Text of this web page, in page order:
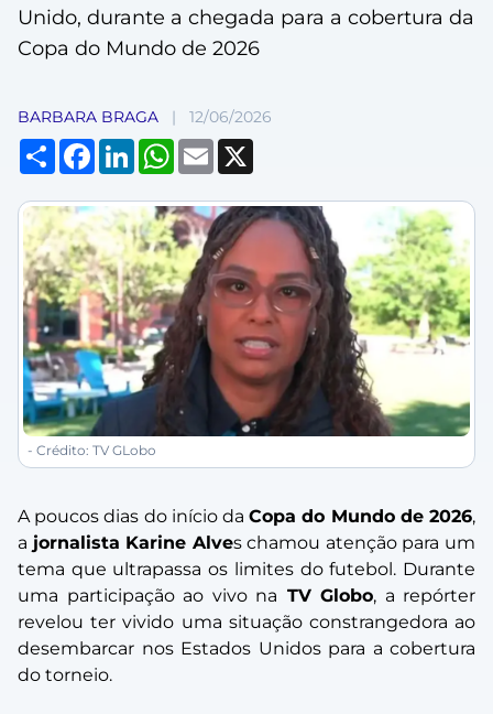
Unido, durante a chegada para a cobertura da
Copa do Mundo de 2026
BARBARA BRAGA | 12/06/2026
Compartilhar
Facebook
LinkedInWhatsApp
Email
- Crédito: TV GLobo
A poucos dias do início daCopa do Mundo de 2026,
a jornalista Karine Alves chamou atenção para um
tema que ultrapassa os limites do futebol. Durante
uma participação ao vivo na TV Globo, a repórter
revelou ter vivido uma situação constrangedora ao
desembarcar nos Estados Unidos para a cobertura
do torneio.